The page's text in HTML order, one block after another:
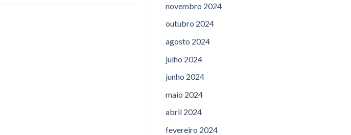
novembro 2024
outubro 2024
agosto 2024
julho 2024
junho 2024
maio 2024
abril 2024
fevereiro 2024